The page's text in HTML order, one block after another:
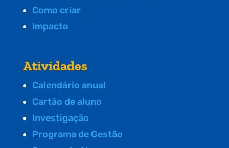
Como criar
Impacto
Atividades
Calendário anual
Cartão de aluno
Investigação
Programa de Gestão